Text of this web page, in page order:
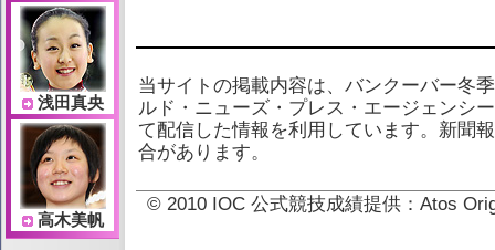
当サイトの掲載内容は、バンクーバー冬
ルド・ニューズ・プレス・エージェンシ
て配信した情報を利用しています。新聞
合があります。
© 2010 IOC 公式競技成績提供：Atos
浅田真央
高木美帆